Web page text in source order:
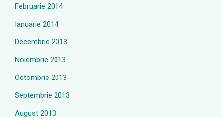
Februarie 2014
Ianuarie 2014
Decembrie 2013
Noiembrie 2013
Octombrie 2013
Septembrie 2013
August 2013